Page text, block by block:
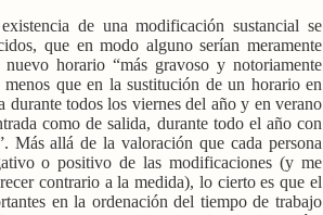
de una modificación sustancial se
que en modo alguno serían meramente
horario “más gravoso y notoriamente
que en la sustitución de un horario en
todos los viernes del año y en verano
como de salida, durante todo el año con
Más allá de la valoración que cada persona
o positivo de las modificaciones (y me
contrario a la medida), lo cierto es que el
en la ordenación del tiempo de trabajo